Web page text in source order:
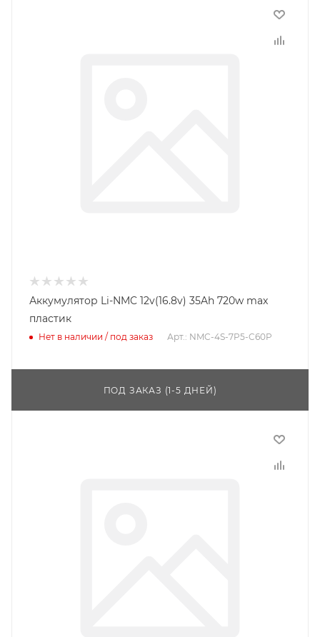
Аккумулятор Li-NMC 12v(16.8v) 35Ah 720w max
пластик
Нет в наличии / под заказ Арт.: NMC-4S-7P5-C60P
ПОД ЗАКАЗ (1-5 ДНЕЙ)